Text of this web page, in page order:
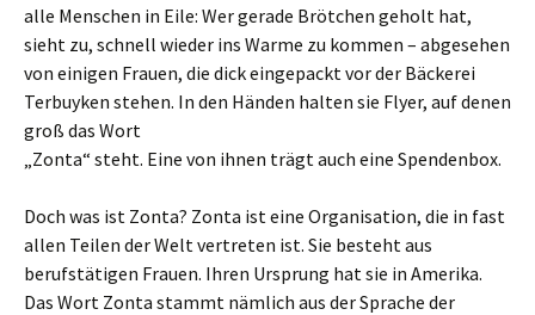
alle Menschen in Eile: Wer gerade Brötchen geholt hat,
sieht zu, schnell wieder ins Warme zu kommen – abgesehen
von einigen Frauen, die dick eingepackt vor der Bäckerei
Terbuyken stehen. In den Händen halten sie Flyer, auf denen
groß das Wort
„Zonta“ steht. Eine von ihnen trägt auch eine Spendenbox.
Doch was ist Zonta? Zonta ist eine Organisation, die in fast
allen Teilen der Welt vertreten ist. Sie besteht aus
berufstätigen Frauen. Ihren Ursprung hat sie in Amerika.
Das Wort Zonta stammt nämlich aus der Sprache der